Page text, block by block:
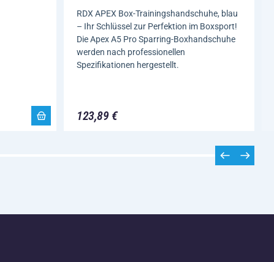
RDX APEX Box-Trainingshandschuhe, blau
– Ihr Schlüssel zur Perfektion im Boxsport!
Die Apex A5 Pro Sparring-Boxhandschuhe
werden nach professionellen
Spezifikationen hergestellt.
123,89 €